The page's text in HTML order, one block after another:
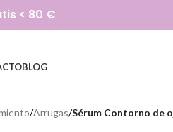
< 80 €
BLOG
/Arrugas/Sérum Contorno de